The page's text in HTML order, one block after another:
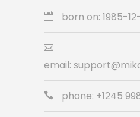
born on: 1985-
email:
phone: +1245